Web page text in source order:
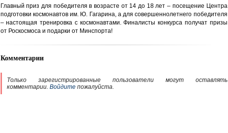
Главный приз для победителя в возрасте от 14 до 18 лет – посещение Центра
подготовки космонавтов им. Ю. Гагарина, а для совершеннолетнего победителя
– настоящая тренировка с космонавтами. Финалисты конкурса получат призы
от Роскосмоса и подарки от Минспорта!
Комментарии
Только зарегистрированные пользователи могут оставлять
комментарии. Войдитепожалуйста.